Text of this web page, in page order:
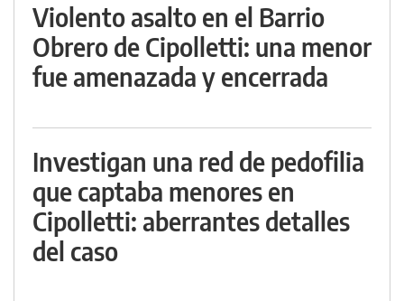
Violento asalto en el Barrio
Obrero de Cipolletti: una menor
fue amenazada y encerrada
Investigan una red de pedofilia
que captaba menores en
Cipolletti: aberrantes detalles
del caso